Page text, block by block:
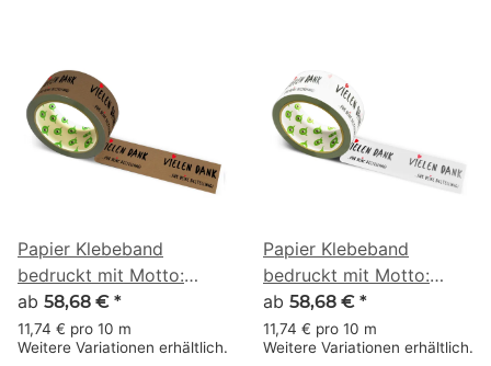
Papier Klebeband
bedruckt mit Motto:
Vielen Dank für deine
Bestellung 002 - 50 m
braun
ab 58,68 € *
11,74 € pro 10 m
Weitere Variationen erhältlich.
Papier Klebeband
bedruckt mit Motto:
Vielen Dank für deine
Bestellung 002 - 50 m
weiss
ab 58,68 € *
11,74 € pro 10 m
Weitere Variationen erhältlich.